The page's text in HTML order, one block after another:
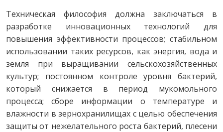
Техническая философия должна заключаться в
разработке инновационных технологий для
повышения эффективности процессов; стабильном
использовании таких ресурсов, как энергия, вода и
земля при выращивании сельскохозяйственных
культур; постоянном контроле уровня бактерий,
который снижается в период мукомольного
процесса; сборе информации о температуре и
влажности в зернохранилищах с целью обеспечения
защиты от нежелательного роста бактерий, плесени